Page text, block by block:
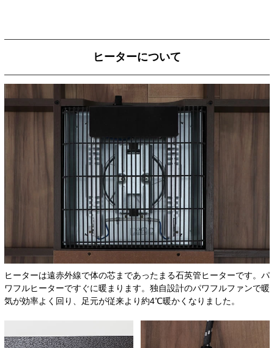
ヒーターについて
ヒーターは遠赤外線で体の芯まであったまる石英管ヒーターです。パ
ワフルヒーターですぐに暖まります。独自設計のパワフルファンで暖
気が効率よく回り、足元が従来より約4℃暖かくなりました。